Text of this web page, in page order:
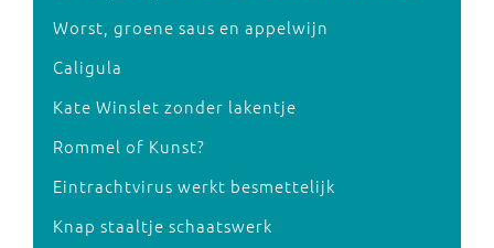
Worst, groene saus en appelwijn
Caligula
Kate Winslet zonder lakentje
Rommel of Kunst?
Eintrachtvirus werkt besmettelijk
Knap staaltje schaatswerk